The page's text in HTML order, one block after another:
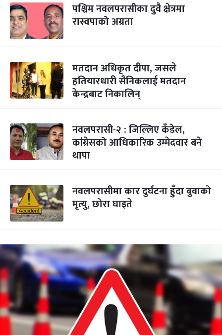
पश्चिम नवलपरासीका दुवै क्षेत्रमा
रास्वपाको अग्रता
मतदान अधिकृत दीपा, जसले
हतियारधारी सैनिकलाई मतदान
केन्द्रबाट निकालिन्
नवलपरासी-२ : जिल्लिए कँडेल,
कांग्रेसको आधिकारिक उम्मेदवार बने
थापा
नवलपरासीमा कार दुर्घटना हुँदा बुवाको
मृत्यु, छोरा घाइते